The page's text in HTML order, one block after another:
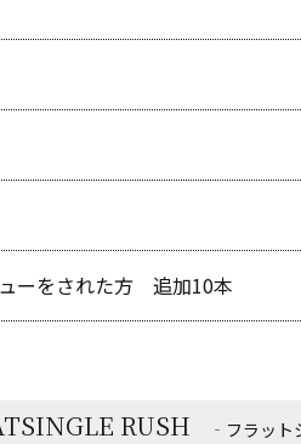
ーをされた方 追加10本
RUSH ‐フラット